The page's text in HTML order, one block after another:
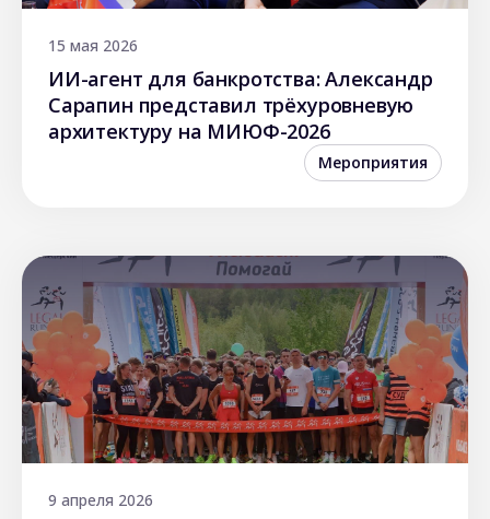
15 мая 2026
ИИ-агент для банкротства: Александр
Сарапин представил трёхуровневую
архитектуру на МИЮФ-2026
Мероприятия
9 апреля 2026